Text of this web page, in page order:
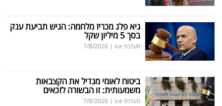
גיא פלג מכריז מלחמה: הגיש תביעת ענק
בסך 5 מיליון שקל
מערכת ice |
7/8/2026
ביטוח לאומי מגדיל את הקצבאות
משמעותית: זו הבשורה לזכאים
מערכת ice |
7/8/2026